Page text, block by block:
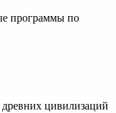
программы по
цивилизаций